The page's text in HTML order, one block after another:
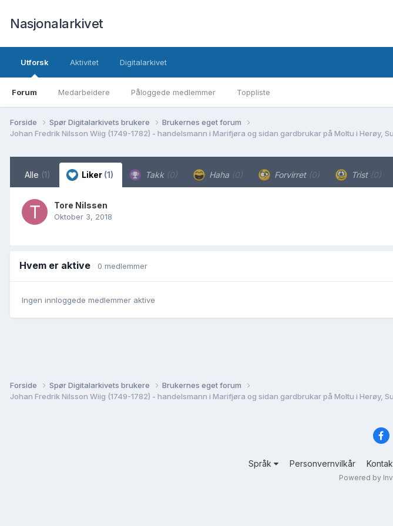
Nasjonalarkivet
Utforsk
Forum Medarbeidere Påloggede medlemmer Toppliste
Aktivitet Digitalarkivet
Forside Spør Digitalarkivets brukere
Brukernes eget forum
Johan Fredrik Nilsson Wiig (1749-1782) - handelsmann i Marifjøra og sidan gardbrukar på Moltu i Herøy,
Alle (1) Liker (1) Takk (0) Haha (0) Forvirret (0) Trist (0)
Tore Nilssen
Oktober 3, 2018
Hvem er aktive 0 medlemmer
Ingen innloggede medlemmer aktive
Forside Spør Digitalarkivets brukere
Brukernes eget forum
Johan Fredrik Nilsson Wiig (1749-1782) - handelsmann i Marifjøra og sidan gardbrukar på Moltu i Herøy,
Språk Personvernvilkår
Powered by